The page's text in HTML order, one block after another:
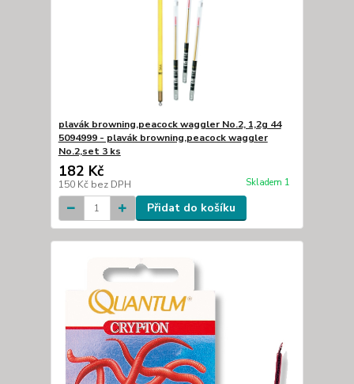
plavák browning,peacock waggler No.2, 1,2g 44
5094999 - plavák browning,peacock waggler
No.2,set 3 ks
182 Kč
150 Kč bez DPH Skladem 1
Přidat do košíku